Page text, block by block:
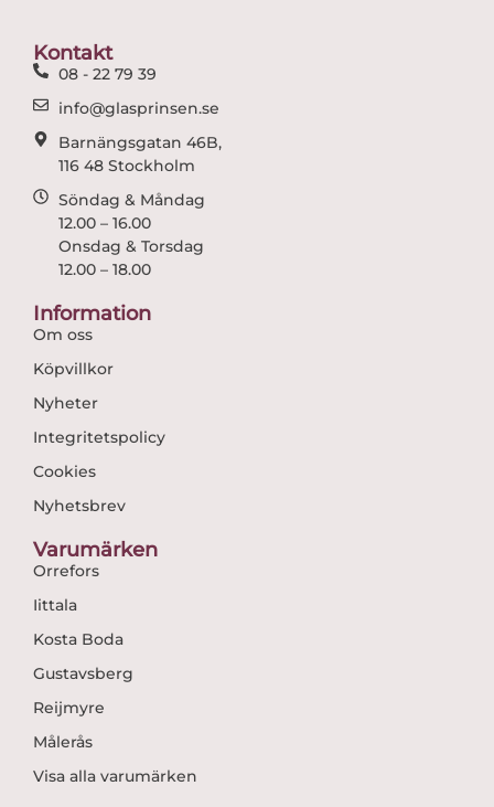
Kontakt
08 - 22 79 39
info@glasprinsen.se
Barnängsgatan 46B,
116 48 Stockholm
Söndag & Måndag
12.00 – 16.00
Onsdag & Torsdag
12.00 – 18.00
Information
Om oss
Köpvillkor
Nyheter
Integritetspolicy
Cookies
Nyhetsbrev
Varumärken
Orrefors
Iittala
Kosta Boda
Gustavsberg
Reijmyre
Målerås
Visa alla varumärken